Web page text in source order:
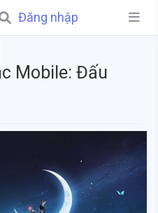
Đăng nhập
Mobile: Đấu